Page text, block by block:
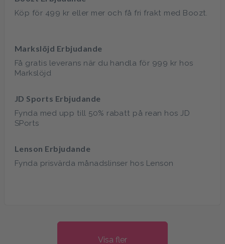
Köp för 499 kr eller mer och få fri frakt med Boozt.
Markslöjd Erbjudande
Få gratis leverans när du handla för 999 kr hos
Markslöjd
JD Sports Erbjudande
Fynda med upp till 50% rabatt på rean hos JD
SPorts
Lenson Erbjudande
Fynda prisvärda månadslinser hos Lenson
Visa fler